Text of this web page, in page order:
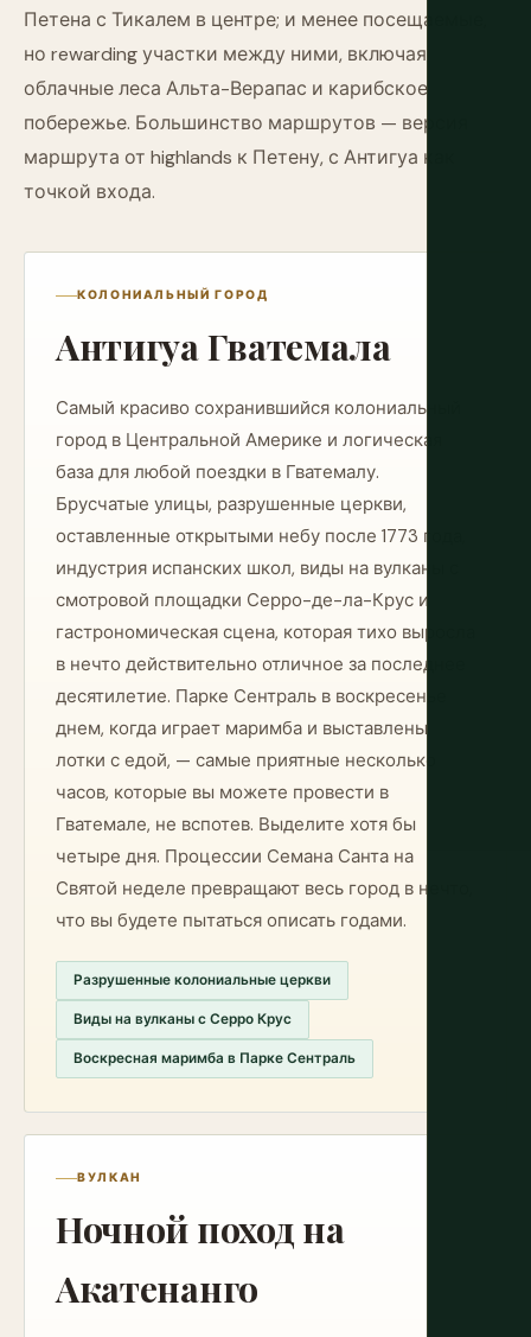
Петена с Тикалем в центре; и менее посещаемые,
но rewarding участки между ними, включая
облачные леса Альта-Верапас и карибское
побережье. Большинство маршрутов — версия
маршрута от highlands к Петену, с Антигуа как
точкой входа.
КОЛОНИАЛЬНЫЙ ГОРОД
Антигуа Гватемала
Самый красиво сохранившийся колониальный
город в Центральной Америке и логическая
база для любой поездки в Гватемалу.
Брусчатые улицы, разрушенные церкви,
оставленные открытыми небу после 1773 года,
индустрия испанских школ, виды на вулканы с
смотровой площадки Серро-де-ла-Крус и
гастрономическая сцена, которая тихо выросла
в нечто действительно отличное за последнее
десятилетие. Парке Сентраль в воскресенье
днем, когда играет маримба и выставлены
лотки с едой, — самые приятные несколько
часов, которые вы можете провести в
Гватемале, не вспотев. Выделите хотя бы
четыре дня. Процессии Семана Санта на
Святой неделе превращают весь город в нечто,
что вы будете пытаться описать годами.
Разрушенные колониальные церкви
Виды на вулканы с Серро Крус
Воскресная маримба в Парке Сентраль
ВУЛКАН
Ночной поход на
Акатенанго